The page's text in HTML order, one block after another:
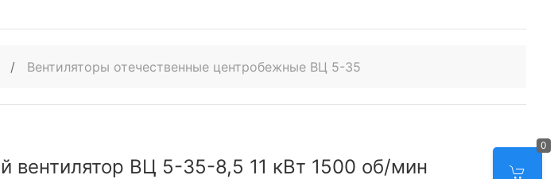
0
/ Вентиляторы отечественные центробежные ВЦ 5-35
вентилятор ВЦ 5-35-8,5 11 кВт 1500 об/мин